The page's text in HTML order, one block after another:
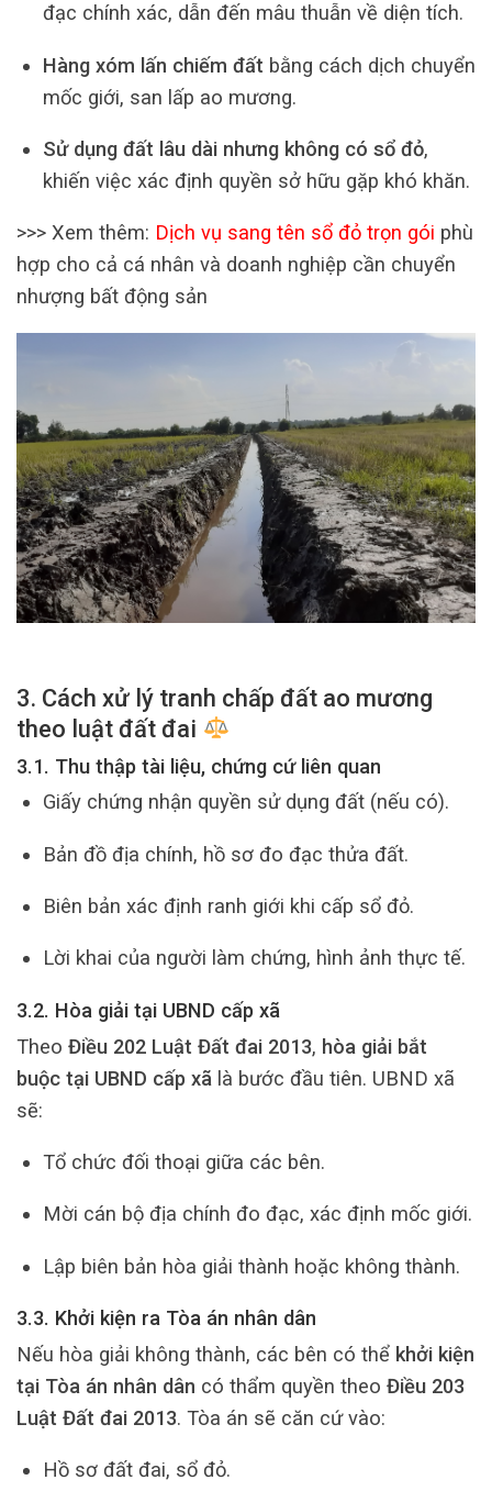
đạc chính xác, dẫn đến mâu thuẫn về diện tích.
Hàng xóm lấn chiếm đất bằng cách dịch chuyển
mốc giới, san lấp ao mương.
Sử dụng đất lâu dài nhưng không có sổ đỏ,
khiến việc xác định quyền sở hữu gặp khó khăn.
>>> Xem thêm: Dịch vụ sang tên sổ đỏ trọn gói phù
hợp cho cả cá nhân và doanh nghiệp cần chuyển
nhượng bất động sản
3. Cách xử lý tranh chấp đất ao mương
theo luật đất đai
3.1. Thu thập tài liệu, chứng cứ liên quan
Giấy chứng nhận quyền sử dụng đất (nếu có).
Bản đồ địa chính, hồ sơ đo đạc thửa đất.
Biên bản xác định ranh giới khi cấp sổ đỏ.
Lời khai của người làm chứng, hình ảnh thực tế.
3.2. Hòa giải tại UBND cấp xã
Theo Điều 202 Luật Đất đai 2013, hòa giải bắt
buộc tại UBND cấp xã là bước đầu tiên. UBND xã
sẽ:
Tổ chức đối thoại giữa các bên.
Mời cán bộ địa chính đo đạc, xác định mốc giới.
Lập biên bản hòa giải thành hoặc không thành.
3.3. Khởi kiện ra Tòa án nhân dân
Nếu hòa giải không thành, các bên có thể khởi kiện
tại Tòa án nhân dân có thẩm quyền theo Điều 203
Luật Đất đai 2013. Tòa án sẽ căn cứ vào:
Hồ sơ đất đai, sổ đỏ.